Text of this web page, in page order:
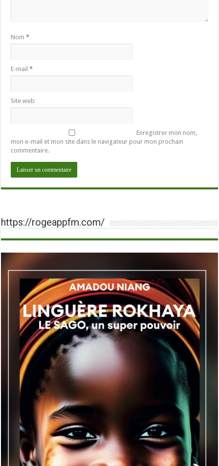
Nom*
E-mail*
Site web
Enregistrer mon nom,
mon e-mail et mon site dans le navigateur pour mon prochain
commentaire.
https://rogeappfm.com/